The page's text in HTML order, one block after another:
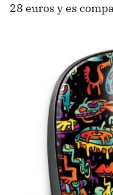
28 euros y es